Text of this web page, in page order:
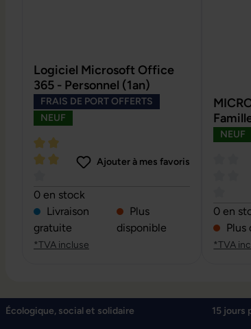
Logiciel Microsoft Office
365 - Personnel (1an)
FRAIS DE PORT OFFERTS
NEUF
Note moyenne de 4 sur 5 étoiles
Ajouter à mes favoris
0 en stock
Livraison
gratuite
Plus
disponible
*TVA incluse
NEUF
Note
0 en
Plus
*TVA
Écologique, social et solidaire 15 jours